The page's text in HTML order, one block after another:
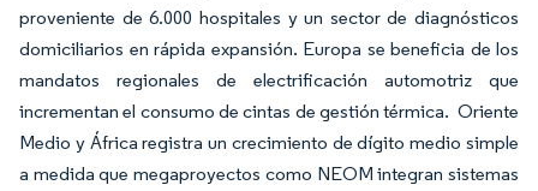
proveniente de 6.000 hospitales y un sector de diagnósticos
domiciliarios en rápida expansión. Europa se beneficia de los
mandatos regionales de electrificación automotriz que
incrementan el consumo de cintas de gestión térmica. Oriente
Medio y África registra un crecimiento de dígito medio simple
a medida que megaproyectos como NEOM integran sistemas